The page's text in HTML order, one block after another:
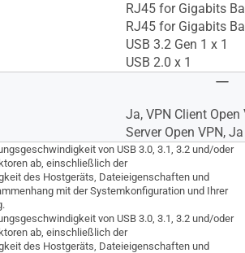
RJ45 for Gigabits
RJ45 for Gigabits
USB 3.2 Gen 1 x 1
USB 2.0 x 1
Ja, VPN Client Open
Server Open VPN, Ja
von USB 3.0, 3.1, 3.2 und/oder
ab, einschließlich der
des Hostgeräts, Dateieigenschaften und
mit der Systemkonfiguration und Ihrer
von USB 3.0, 3.1, 3.2 und/oder
ab, einschließlich der
des Hostgeräts, Dateieigenschaften und